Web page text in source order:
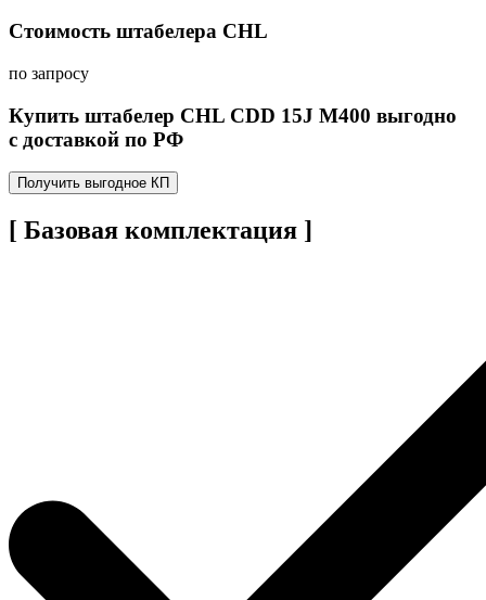
Стоимость штабелера CHL
по запросу
Купить штабелер CHL CDD 15J M400 выгодно
с доставкой по РФ
Получить выгодное КП
[ Базовая комплектация ]